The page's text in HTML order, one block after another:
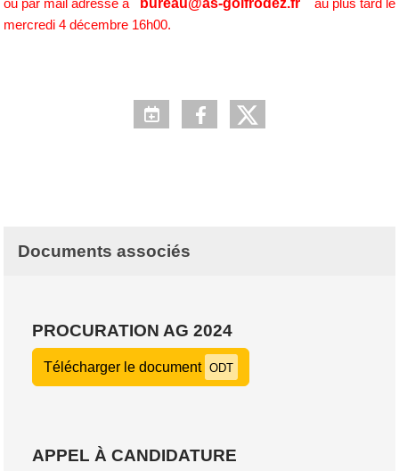
ou par mail adressé à
au plus tard le
mercredi 4 décembre 16h00.
Documents associés
PROCURATION AG 2024
Télécharger le document ODT
APPEL À CANDIDATURE